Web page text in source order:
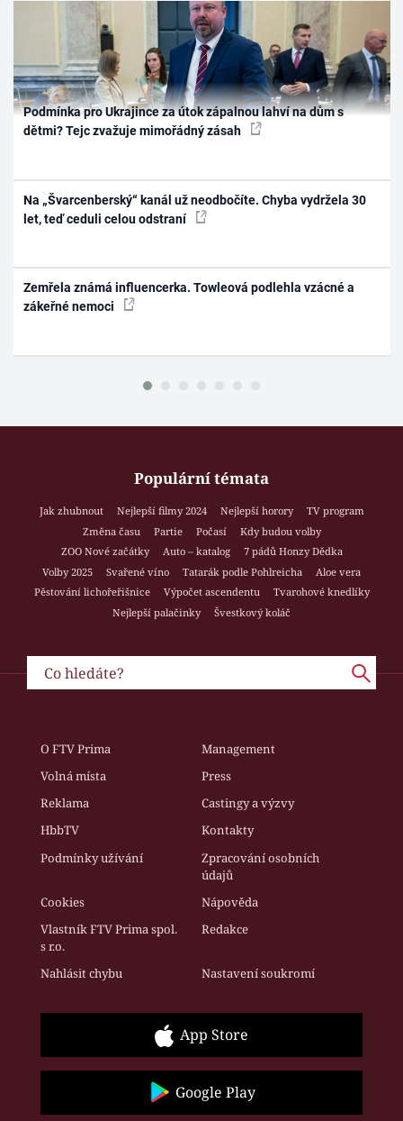
Podmínka pro Ukrajince za útok zápalnou lahví na dům s
dětmi? Tejc zvažuje mimořádný zásah
Na „Švarcenberský“ kanál už neodbočíte. Chyba vydržela 30
let, teď ceduli celou odstraní
Zemřela známá influencerka. Towleová podlehla vzácné a
zákeřné nemoci
Populární témata
Jak zhubnout Nejlepší filmy 2024 Nejlepší horory
TV program
Změna času
Partie Počasí
Kdy budou volby
ZOO Nové začátky
Auto – katalog
7 pádů Honzy Dědka
Volby 2025
Svařené víno Tatarák podle Pohlreicha
Aloe vera
Pěstování lichořeřišnice
Výpočet ascendentu
Tvarohové knedlíky
Nejlepší palačinky
Švestkový koláč
O FTV Prima
Management
Volná místa
Press
Reklama
Castingy a výzvy
HbbTV
Kontakty
Podmínky užívání
Zpracování osobních
údajů
Cookies
Nápověda
Vlastník FTV Prima spol.
s r.o.
Redakce
Nahlásit chybu Nastavení soukromí
App Store
Google Play